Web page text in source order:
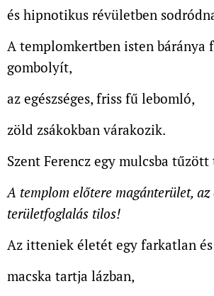
és hipnotikus révületben
A templomkertben isten báránya
gombolyít,
az egészséges, friss fű lebomló,
zöld zsákokban várakozik.
Szent Ferencz egy mulcsba
A templom előtere magánterület,
területfoglalás tilos!
Az itteniek életét egy farkatlan
macska tartja lázban,